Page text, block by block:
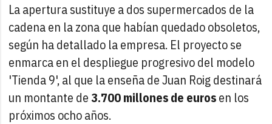
La apertura sustituye a dos supermercados de la
cadena en la zona que habían quedado obsoletos,
según ha detallado la empresa. El proyecto se
enmarca en el despliegue progresivo del modelo
'Tienda 9', al que la enseña de Juan Roig destinará
un montante de3.700 millones de eurosen los
próximos ocho años.